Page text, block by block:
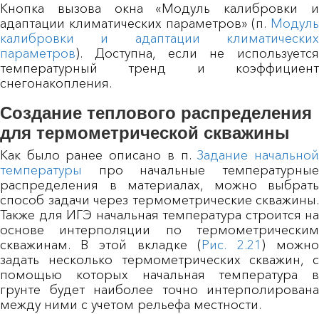
Кнопка вызова окна «Модуль калибровки и
адаптации климатических параметров» (п. Модуль
калибровки и адаптации климатических
параметров). Доступна, если не используется
температурный тренд и коэффициент
снегонакопления.
Создание теплового распределения
для термометрической скважины
Как было ранее описано в п. Задание начальной
температуры про начальные температурные
распределения в материалах, можно выбрать
способ задачи через термометрические скважины.
Также для ИГЭ начальная температура строится на
основе интерполяции по термометрическим
скважинам. В этой вкладке (Рис. 2.21 ) можно
задать несколько термометрических скважин, с
помощью которых начальная температура в
грунте будет наиболее точно интерполирована
между ними с учетом рельефа местности.